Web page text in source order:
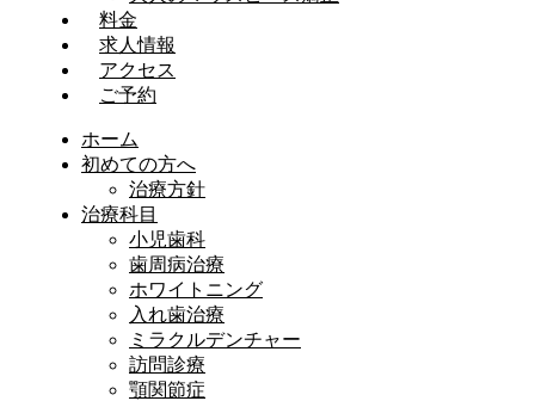
料金
求人情報
アクセス
ご予約
ホーム
初めての方へ
治療方針
治療科目
小児歯科
歯周病治療
ホワイトニング
入れ歯治療
ミラクルデンチャー
訪問診療
顎関節症